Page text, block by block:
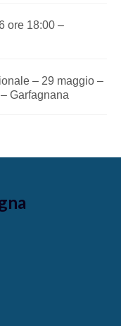
ore 18:00 –
– 29 maggio –
Garfagnana